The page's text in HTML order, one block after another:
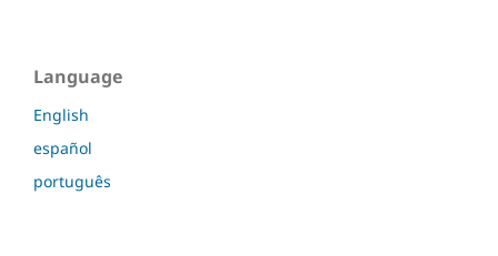
Language
English
español
português